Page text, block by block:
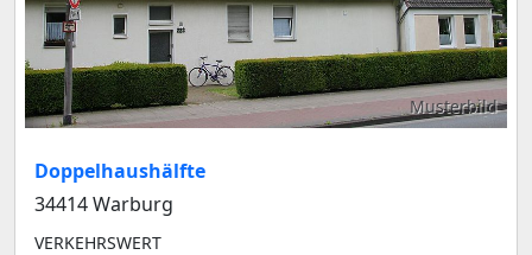
Musterbild
Doppelhaushälfte
34414 Warburg
VERKEHRSWERT